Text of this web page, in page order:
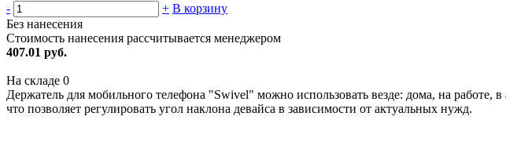
- + В корзину
Без нанесения
Стоимость нанесения рассчитывается менеджером
407.01 руб.
На складе 0
Держатель для мобильного телефона "Swivel" можно использовать везде: дома, на работе,
что позволяет регулировать угол наклона девайса в зависимости от актуальных нужд.